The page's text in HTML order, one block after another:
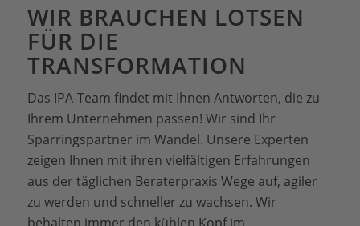
WIR BRAUCHEN LOTSEN
FÜR DIE
TRANSFORMATION
Das IPA-Team findet mit Ihnen Antworten, die zu
Ihrem Unternehmen passen! Wir sind Ihr
Sparringspartner im Wandel. Unsere Experten
zeigen Ihnen mit ihren vielfältigen Erfahrungen
aus der täglichen Beraterpraxis Wege auf, agiler
zu werden und schneller zu wachsen. Wir